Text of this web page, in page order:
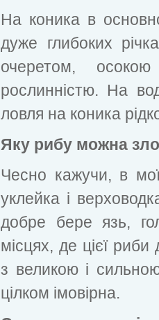
На коника в
дуже глибоких
очеретом,
рослинністю. На
ловля на коника
Яку рибу можна
Чесно кажучи, в
уклейка і
добре бере язь,
місцях, де цієї
з великою і
цілком імовірна.